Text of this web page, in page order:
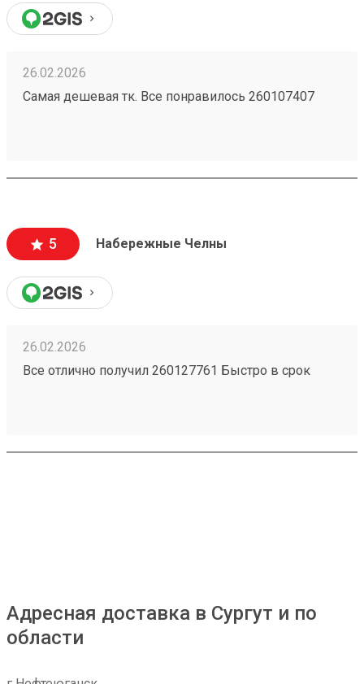
26.02.2026
Самая дешевая тк. Все понравилось 260107407
5 Набережные Челны
26.02.2026
Все отлично получил 260127761 Быстро в срок
Адресная доставка в Сургут и по
области